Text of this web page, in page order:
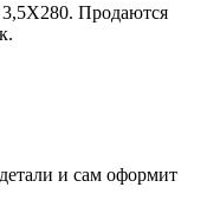
Продаются
и сам оформит